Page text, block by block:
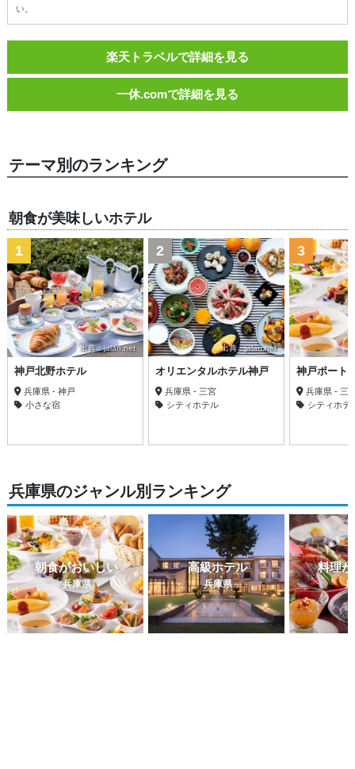
い。
楽天トラベルで詳細を見る
一休.comで詳細を見る
テーマ別のランキング
朝食が美味しいホテル
出典：jalan.net
1
神戸北野ホテル
兵庫県 - 神戸
小さな宿
出典：jalan.net
2
オリエンタルホテル神戸
兵庫県 - 三宮
シティホテル
3
神戸ポート
兵庫県 - 三
シティホテ
兵庫県のジャンル別ランキング
朝食がおいしい
兵庫県
高級ホテル
兵庫県
料理